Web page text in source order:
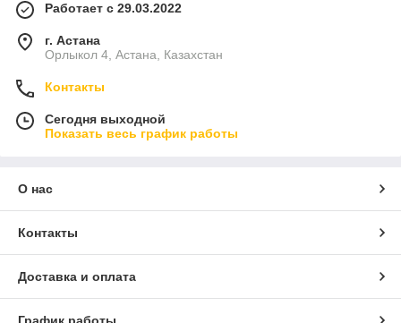
Работает с 29.03.2022
г. Астана
Орлыкол 4, Астана, Казахстан
Контакты
Сегодня выходной
Показать весь график работы
О нас
Контакты
Доставка и оплата